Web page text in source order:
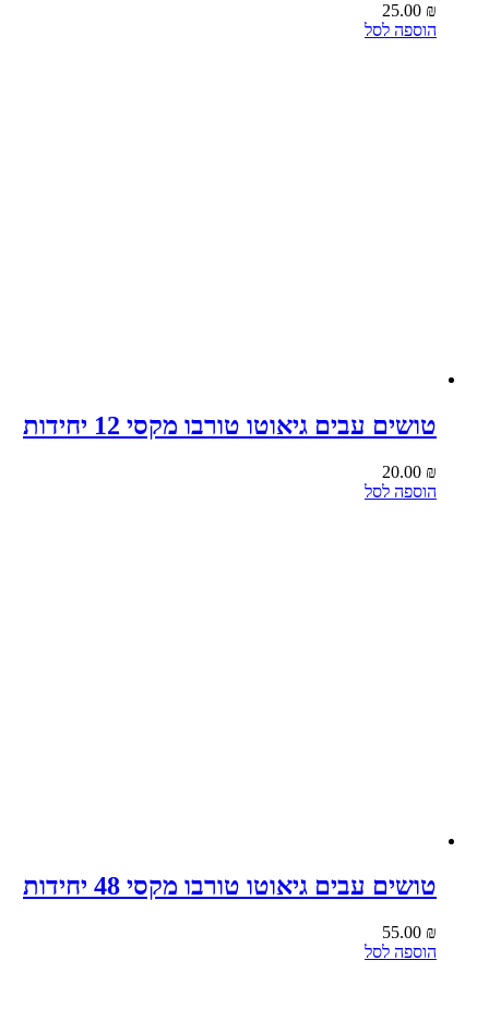
25.00 ₪
הוספה לסל
טושים עבים גיאוטו טורבו מקסי 12 יחידות
20.00 ₪
הוספה לסל
טושים עבים גיאוטו טורבו מקסי 48 יחידות
55.00 ₪
הוספה לסל